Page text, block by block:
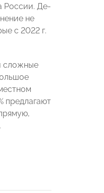
России. Де-
не
с 2022 г.
сложные
предлагают